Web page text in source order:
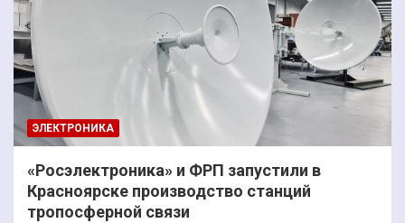
ЭЛЕКТРОНИКА
«Росэлектроника» и ФРП запустили в
Красноярске производство станций
тропосферной связи